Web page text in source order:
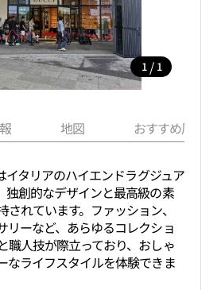
1 / 1
地図 おすすめ周辺
イタリアのハイエンドラグジュア
独創的なデザインと最高級の素
れています。ファッション、
リーなど、あらゆるコレクショ
職人技が際立っており、おしゃ
なライフスタイルを体験できま